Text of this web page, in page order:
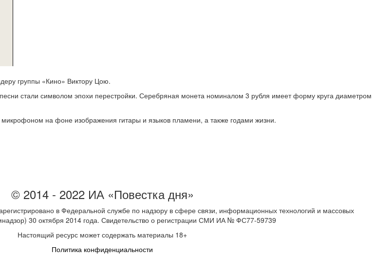
группы «Кино» Виктору Цою.
стали символом эпохи перестройки. Серебряная монета номиналом 3 рубля имеет форму круга диаметром
на фоне изображения гитары и языков пламени, а также годами жизни.
© 2014 - 2022 ИА «Повестка дня»
в Федеральной службе по надзору в сфере связи, информационных технологий и массовых
30 октября 2014 года. Свидетельство о регистрации СМИ ИА № ФС77-59739
Настоящий ресурс может содержать материалы 18+
Политика конфиденциальности